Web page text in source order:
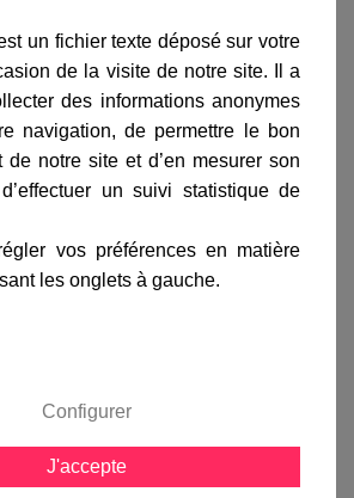
avis clients
sur :Applique murale Boréal 1 Vert de
de globe diamètre 200 mm en
en opale ou en fumé offrant un
100 ans Roger Pradier fabrique et
extérieurs pour notre plus
un fichier texte déposé sur votre
de la visite de notre site. Il a
des informations anonymes
navigation, de permettre le bon
de notre site et d’en mesurer son
un suivi statistique de
vos préférences en matière
les onglets à gauche.
Configurer
J'accepte